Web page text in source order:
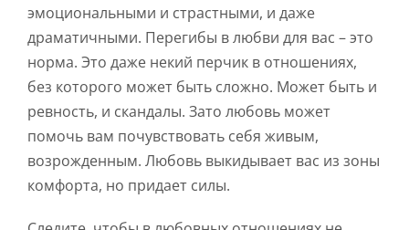
эмоциональными и страстными, и даже
драматичными. Перегибы в любви для вас – это
норма. Это даже некий перчик в отношениях,
без которого может быть сложно. Может быть и
ревность, и скандалы. Зато любовь может
помочь вам почувствовать себя живым,
возрожденным. Любовь выкидывает вас из зоны
комфорта, но придает силы.